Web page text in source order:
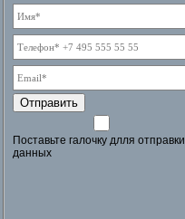
Отправить
Поставьте галочку длля отправки
данных